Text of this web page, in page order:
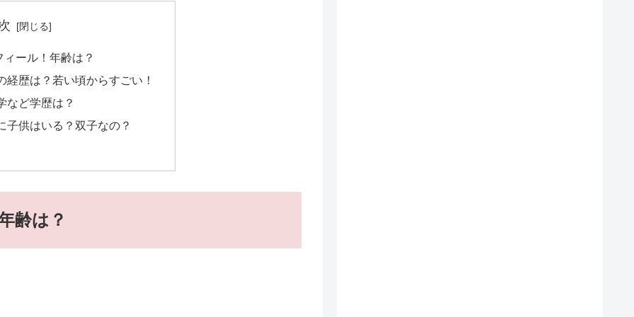
ール！年齢は？
経歴は？若い頃からすごい！
など学歴は？
子供はいる？双子なの？
齢は？